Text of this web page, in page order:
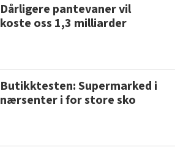
Dårligere pantevaner vil
koste oss 1,3 milliarder
Butikktesten: Supermarked i
nærsenter i for store sko